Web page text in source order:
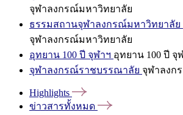
จุฬาลงกรณ์มหาวิทยาลัย
ธรรมสถานจุฬาลงกรณ์มหาวิทยาลัย
จุฬาลงกรณ์มหาวิทยาลัย
อุทยาน 100 ปี จุฬาฯ อุทยาน 100 ปี จุ
จุฬาลงกรณ์ราชบรรณาลัย จุฬาลงก
Highlights
ข่าวสารทั้งหมด